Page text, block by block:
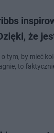
że
tym, by mieć
to